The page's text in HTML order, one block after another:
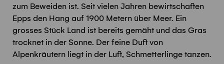
zum Beweiden ist. Seit vielen Jahren bewirtschaften
Epps den Hang auf 1900 Metern über Meer. Ein
grosses Stück Land ist bereits gemäht und das Gras
trocknet in der Sonne. Der feine Duft von
Alpenkräutern liegt in der Luft, Schmetterlinge tanzen.